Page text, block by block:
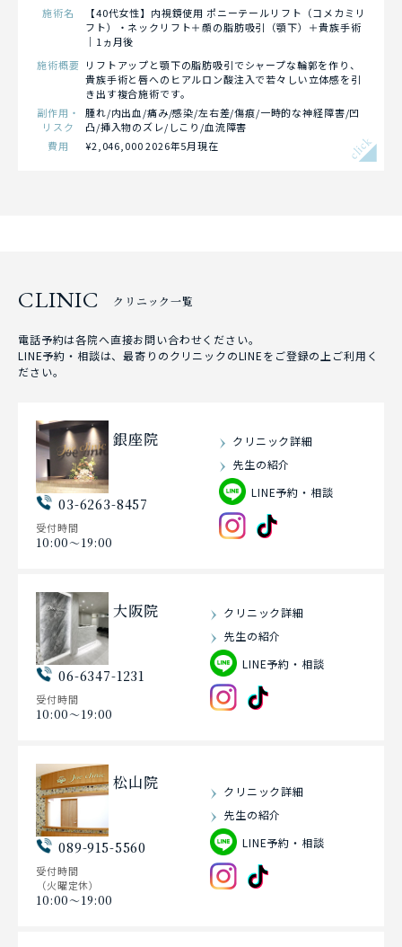
施術名
【40代女性】内視鏡使用 ポニーテールリフト（コメカミリ
フト）・ネックリフト＋顔の脂肪吸引（顎下）＋貴族手術
｜1ヵ月後
施術概要 リフトアップと顎下の脂肪吸引でシャープな輪郭を作り、
貴族手術と唇へのヒアルロン酸注入で若々しい立体感を引
き出す複合施術です。
副作用・
リスク
腫れ/内出血/痛み/感染/左右差/傷痕/一時的な神経障害/凹
凸/挿入物のズレ/しこり/血流障害
費用
¥2,046,000 2026年5月現在 click
CLINIC クリニック一覧
電話予約は各院へ直接お問い合わせください。
LINE予約・相談は、最寄りのクリニックのLINEをご登録の上ご利用く
ださい。
銀座院
03-6263-8457
受付時間
10:00〜19:00
クリニック詳細
先生の紹介
LINE予約・相談
大阪院
06-6347-1231
受付時間
10:00〜19:00
クリニック詳細
先生の紹介
LINE予約・相談
松山院
089-915-5560
受付時間
（火曜定休）
10:00〜19:00
クリニック詳細
先生の紹介
LINE予約・相談